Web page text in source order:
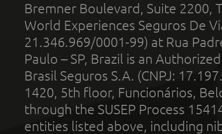
Bremner Boulevard, Suite 2200,
World Experiences Seguros De
21.346.969/0001-99) at Rua
Paulo – SP, Brazil is an
Brasil Seguros S.A. (CNPJ:
1420, 5th floor, Funcionários,
through the SUSEP Process
entities listed above, including